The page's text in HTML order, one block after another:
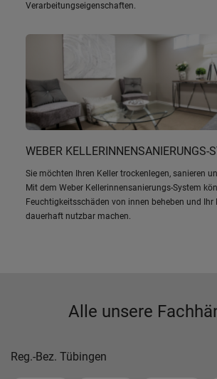
Verarbeitungseigenschaften.
WEBER KELLERINNENSANIERUNGS-
Sie möchten Ihren Keller trockenlegen, sanieren
Mit dem Weber Kellerinnensanierungs-System
Feuchtigkeitsschäden von innen beheben und Ihr
dauerhaft nutzbar machen.
Alle unsere
Reg.-Bez. Tübingen